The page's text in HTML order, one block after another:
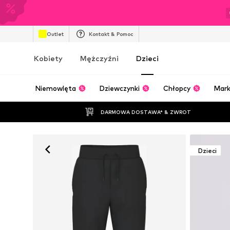
Outlet Kontakt & Pomoc
Kobiety Mężczyźni Dzieci
Niemowlęta Dziewczynki Chłopcy
DARMOWA DOSTAWA* & ZWROT
Dzieci